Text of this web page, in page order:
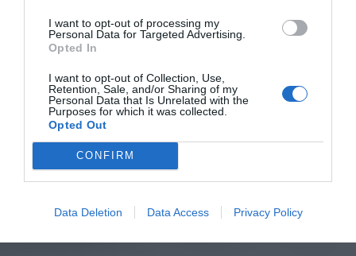
I want to opt-out of processing my
Personal Data for Targeted Advertising.
Opted In
I want to opt-out of Collection, Use,
Retention, Sale, and/or Sharing of my
Personal Data that Is Unrelated with the
Purposes for which it was collected.
Opted Out
CONFIRM
Data Deletion Data Access Privacy Policy